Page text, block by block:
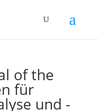
of the
für
und -